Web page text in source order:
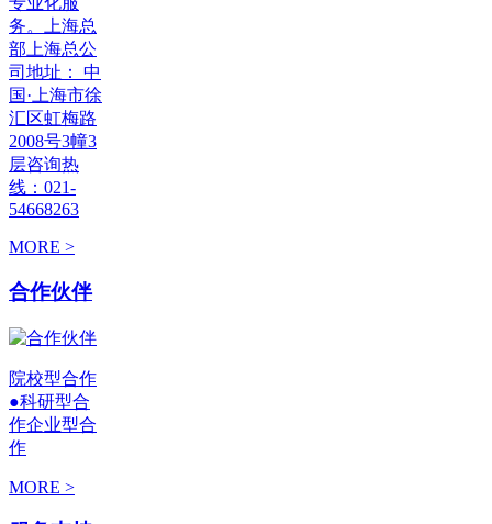
务。上海总
部上海总公
司地址： 中
国·上海市徐
汇区虹梅路
2008号3幢3
层咨询热
线：021-
54668263
MORE >
合作伙伴
院校型合作
●科研型合
作企业型合
作
MORE >